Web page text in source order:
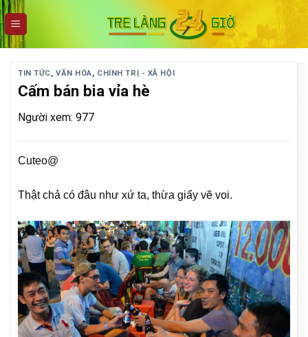
Skip
to
content
TIN TỨC,VĂN HÓA, CHÍNH TRỊ - XÃ HỘI
Cấm bán bia vỉa hè
Người xem: 977
Cuteo@
Thật chả có đâu như xứ ta, thừa giấy vẽ voi.